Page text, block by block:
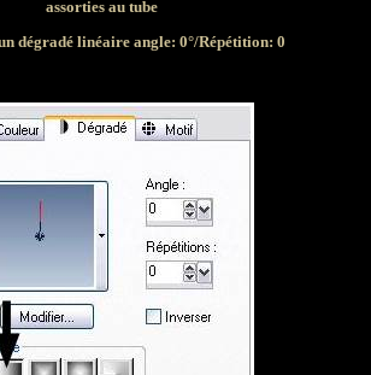
assorties au tube
dégradé linéaire angle: 0°/Répétition: 0